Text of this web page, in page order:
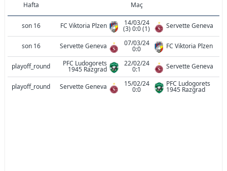
Hafta Maç
son 16 FC Viktoria Plzen 14/03/24
(3) 0:0 (1) Servette Geneva
son 16 Servette Geneva 07/03/24
0:0 FC Viktoria Plzen
playoff_round PFC Ludogorets
1945 Razgrad
22/02/24
0:1 Servette Geneva
playoff_round Servette Geneva 15/02/24
0:0
PFC Ludogorets
1945 Razgrad